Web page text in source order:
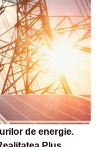
de energie.